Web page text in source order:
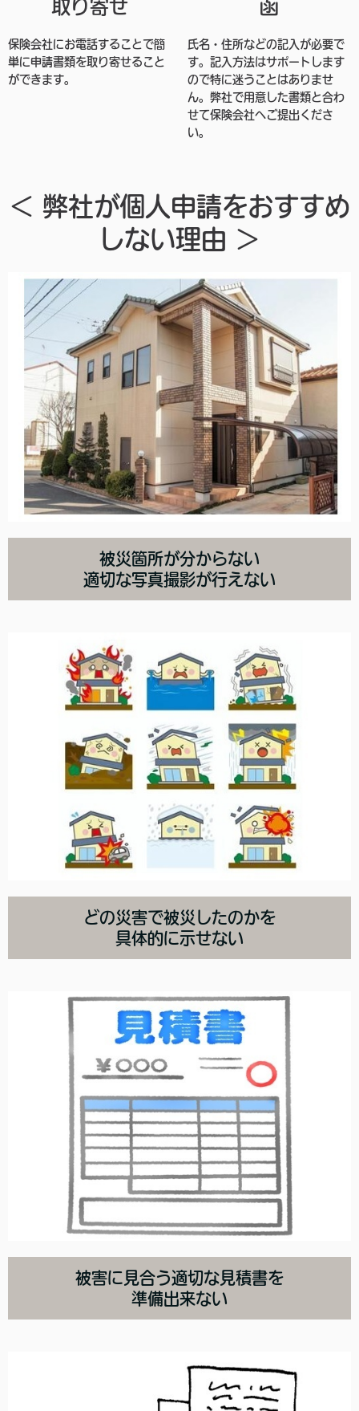
取り寄せ
保険会社にお電話することで簡
単に申請書類を取り寄せること
ができます。
函
氏名・住所などの記入が必要で
す。記入方法はサポートします
ので特に迷うことはありませ
ん。弊社で用意した書類と合わ
せて保険会社へご提出くださ
い。
＜ 弊社が個人申請をおすすめ
しない理由 ＞
被災箇所が分からない
適切な写真撮影が行えない
どの災害で被災したのかを
具体的に示せない
被害に見合う適切な見積書を
準備出来ない